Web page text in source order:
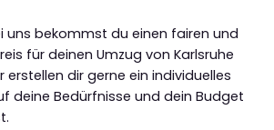
uns bekommst du einen fairen und
für deinen Umzug von Karlsruhe
erstellen dir gerne ein individuelles
deine Bedürfnisse und dein Budget